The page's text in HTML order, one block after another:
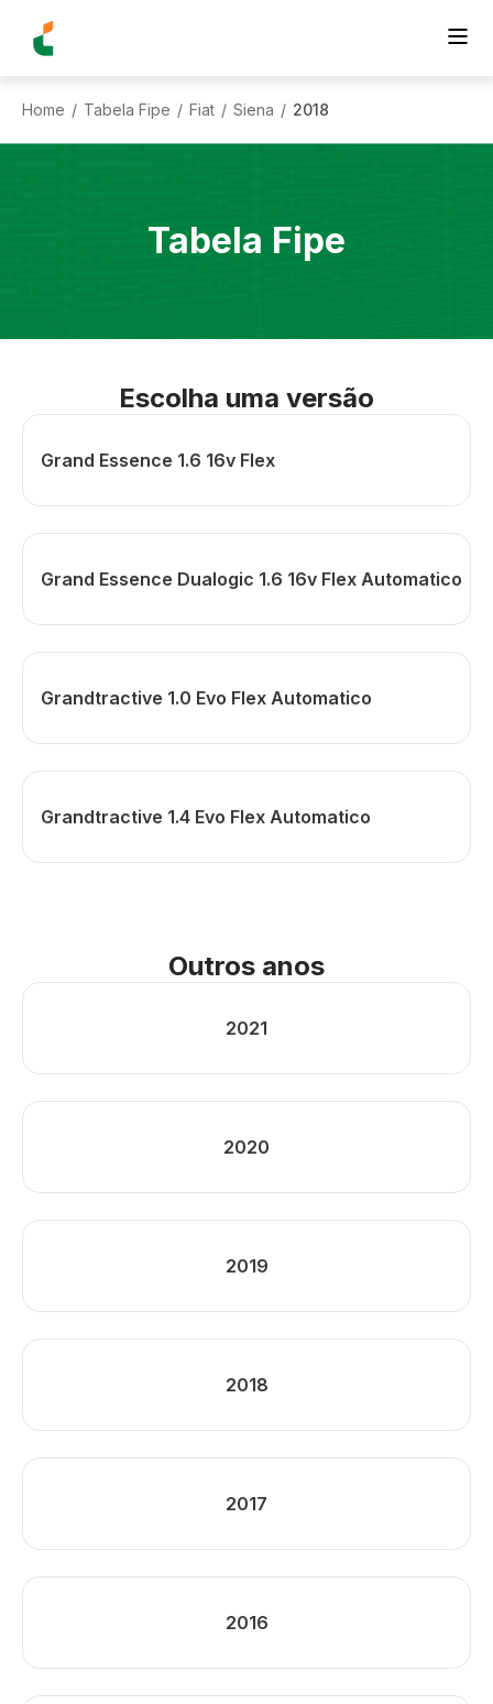
Home / Tabela Fipe / Fiat / Siena / 2018
Tabela Fipe
Escolha uma versão
Grand Essence 1.6 16v Flex
Grand Essence Dualogic 1.6 16v Flex Automatico
Grandtractive 1.0 Evo Flex Automatico
Grandtractive 1.4 Evo Flex Automatico
Outros anos
2021
2020
2019
2018
2017
2016